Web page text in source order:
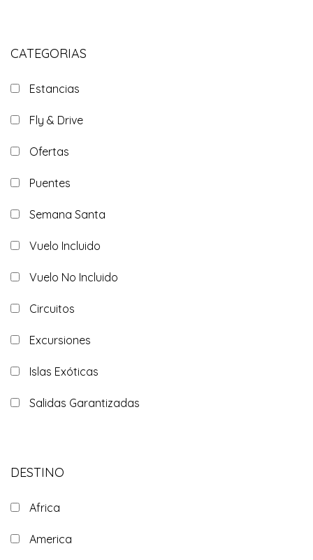
CATEGORIAS
Estancias
Fly & Drive
Ofertas
Puentes
Semana Santa
Vuelo Incluido
Vuelo No Incluido
Circuitos
Excursiones
Islas Exóticas
Salidas Garantizadas
DESTINO
Africa
America